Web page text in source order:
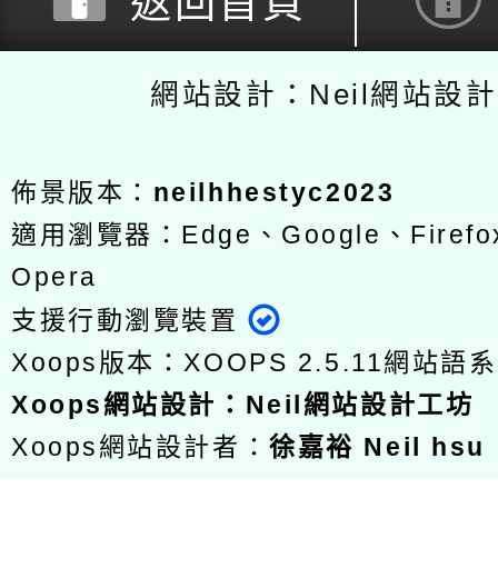
網站設計：Neil網站設
佈景版本： neilhhestyc2023
適用瀏覽器：Edge、Google、
Opera
支援行動瀏覽裝置
Xoops版本： XOOPS 2.5.11網站語
Xoops網站設計 ： Neil網站設計工坊
Xoops網站設計者：徐嘉裕 Neil hsu